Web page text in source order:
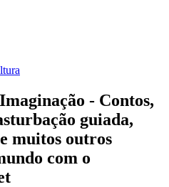
- Contos,
guiada,
muitos outros
com o